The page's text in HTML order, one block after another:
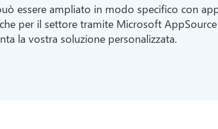
essere ampliato in modo specifico con
per il settore tramite Microsoft
la vostra soluzione personalizzata.